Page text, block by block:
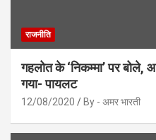
राजनीति
गहलोत के ‘निकम्मा’ पर
गया- पायलट
12/08/2020 By - अमर भारती